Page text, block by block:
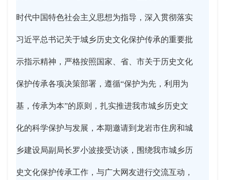
时代中国特色社会主义思想为指导，深入贯彻落实
习近平总书记关于城乡历史文化保护传承的重要批
示指示精神，严格按照国家、省、市关于历史文化
保护传承各项决策部署，遵循“保护为先，利用为
基，传承为本”的原则，扎实推进我市城乡历史文
化的科学保护与发展，本期邀请到龙岩市住房和城
乡建设局副局长罗小波接受访谈，围绕我市城乡历
史文化保护传承工作，与广大网友进行交流互动，